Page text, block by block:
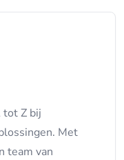
tot Z bij
Met
team van